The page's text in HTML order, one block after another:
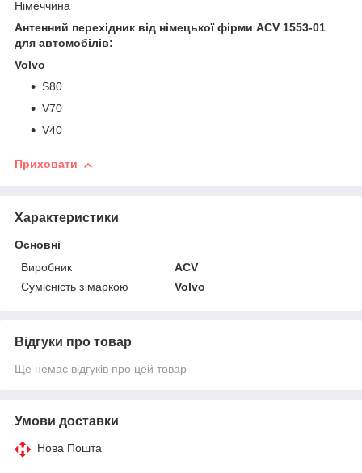
Німеччина
Антенний перехідник від німецької фірми ACV 1553-01
для автомобілів:
Volvo
S80
V70
V40
Приховати
Характеристики
Основні
Виробник
ACV
Сумісність з маркою
Volvo
Відгуки про товар
Ще немає відгуків про цей товар
Умови доставки
Нова Пошта